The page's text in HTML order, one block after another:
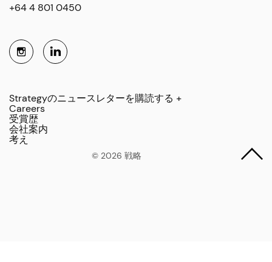
+64 4 801 0450
Strategyのニュースレターを購読する +
Careers
受賞歴
会社案内
考え
© 2026 戦略